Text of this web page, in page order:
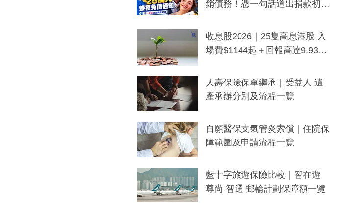
銷債務！憑一句話道出捐款初
一度被誤當詐騙手段
收息股2026｜25隻高息港股 入
場費$1144起＋回報高達9.93
人壽保險保單繼承｜受益人 遺
產承辦分別及流程一覽
自願醫保支氣管炎索償｜住院保
障範圍及申請流程一覽
藍十字旅遊保險比較｜智在遊
尊尚 智選 郵輪計劃保障額一覽